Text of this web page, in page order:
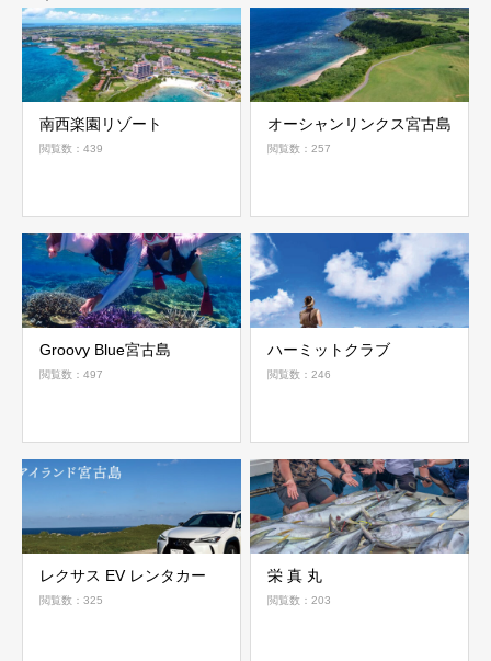
南西楽園リゾート
閲覧数：439
オーシャンリンクス宮古島
閲覧数：257
Groovy Blue宮古島
閲覧数：497
ハーミットクラブ
閲覧数：246
レクサス EV レンタカー
閲覧数：325
栄 真 丸
閲覧数：203